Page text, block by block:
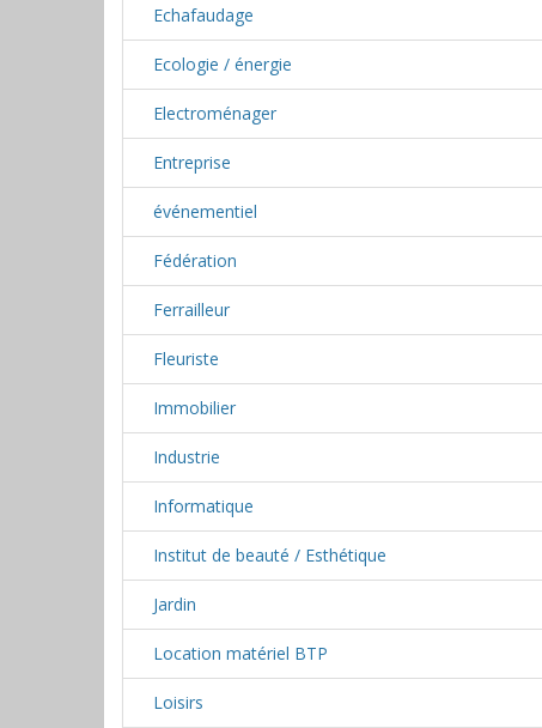
Echafaudage
Ecologie / énergie
Electroménager
Entreprise
événementiel
Fédération
Ferrailleur
Fleuriste
Immobilier
Industrie
Informatique
Institut de beauté / Esthétique
Jardin
Location matériel BTP
Loisirs